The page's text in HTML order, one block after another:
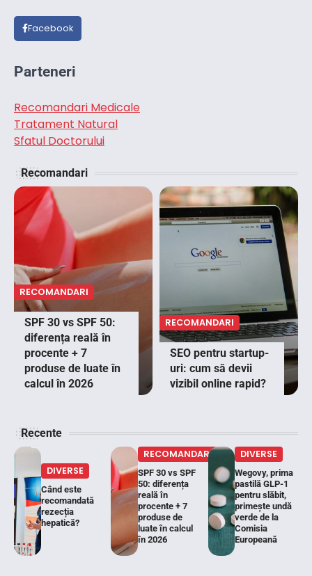
Facebook
Parteneri
Recomandari Medicale
Tratament Natural
Sfatul Doctorului
Recomandari
RECOMANDARI
SPF 30 vs SPF 50:
diferența reală în
procente + 7
produse de luate în
calcul în 2026
RECOMANDARI
SEO pentru startup-
uri: cum să devii
vizibil online rapid?
Recente
DIVERSE
Când este
recomandată
rezecția
hepatică?
RECOMANDARI
SPF 30 vs SPF
50: diferența
reală în
procente + 7
produse de
luate în calcul
în 2026
DIVERSE
Wegovy, prima
pastilă GLP-1
pentru slăbit,
primește undă
verde de la
Comisia
Europeană